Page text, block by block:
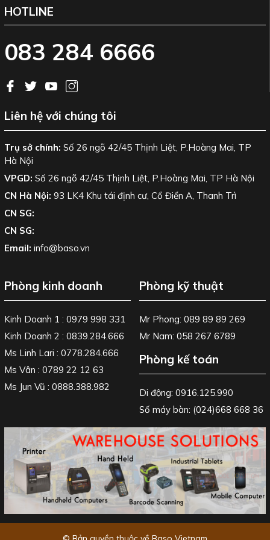
HOTLINE
083 284 6666
Liên hệ với chúng tôi
Trụ sở chính: Số 26 ngõ 42/45 Thịnh Liệt, P.Hoàng Mai, TP
Hà Nội
VPGD: Số 26 ngõ 42/45 Thịnh Liệt, P.Hoàng Mai, TP Hà Nội
CN Hà Nội: 93 LK4 Khu tái định cư, Cổ Điển A, Thanh Trì
CN SG:
CN SG:
Email: info@baso.vn
Phòng kinh doanh
Kinh Doanh 1 : 0979 998 331
Kinh Doanh 2 : 0839.284.666
Ms Linh Lari : 0778.284.666
Ms Vân : 0789 22 12 63
Ms Jun Vũ : 0888.388.982
Phòng kỹ thuật
Mr Phong: 089 89 89 269
Mr Nam: 058 267 6789
Phòng kế toán
Di động: 0916.125.990
Số máy bàn: (024)668 668 36